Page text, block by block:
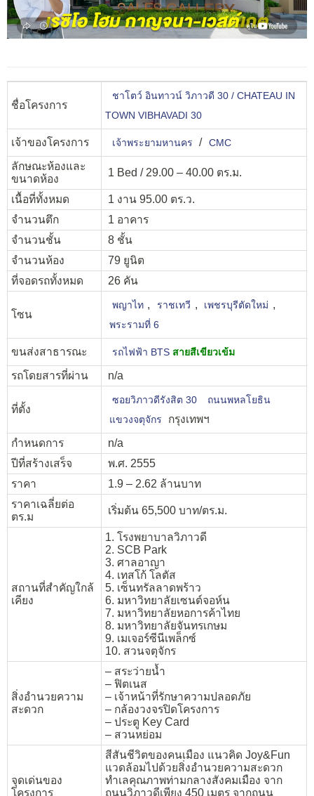
ชื่อโครงการ
ชาโตว์ อินทาวน์ วิภาวดี 30 / CHATEAU IN
TOWN VIBHAVADI 30
เจ้าของโครงการ เจ้าพระยามหานคร / CMC
ลักษณะห้องและ
ขนาดห้อง
1 Bed / 29.00 – 40.00 ตร.ม.
เนื้อที่ทั้งหมด
1 งาน 95.00 ตร.ว.
จำนวนตึก
1 อาคาร
จำนวนชั้น
8 ชั้น
จำนวนห้อง
79 ยูนิต
ที่จอดรถทั้งหมด
26 คัน
โซน
พญาไท , ราชเทวี , เพชรบุรีตัดใหม่ ,
พระรามที่ 6
ขนส่งสาธารณะ รถไฟฟ้า BTS สายสีเขียวเข้ม
รถโดยสารที่ผ่าน n/a
ที่ตั้ง
ซอยวิภาวดีรังสิต 30
ถนนพหลโยธิน
แขวงจตุจักร
กรุงเทพฯ
กำหนดการ
n/a
ปีที่สร้างเสร็จ
พ.ศ. 2555
ราคา
1.9 – 2.62 ล้านบาท
ราคาเฉลี่ยต่อ
ตร.ม
เริ่มต้น 65,500 บาท/ตร.ม.
สถานที่สำคัญใกล้
เคียง
1. โรงพยาบาลวิภาวดี
2. SCB Park
3. ศาลอาญา
4. เทสโก้ โลตัส
5. เซ็นทรัลลาดพร้าว
6. มหาวิทยาลัยเซนต์จอห์น
7. มหาวิทยาลัยหอการค้าไทย
8. มหาวิทยาลัยจันทรเกษม
9. เมเจอร์ซีนีเพล็กซ์
10. สวนจตุจักร
สิ่งอำนวยความ
สะดวก
– สระว่ายน้ำ
– ฟิตเนส
– เจ้าหน้าที่รักษาความปลอดภัย
– กล้องวงจรปิดโครงการ
– ประตู Key Card
– สวนหย่อม
จุดเด่นของ
โครงการ
สีสันชีวิตของคนเมือง แนวคิด Joy&Fun
แวดล้อมไปด้วยสิ่งอำนวยความสะดวก
ทำเลคุณภาพท่ามกลางสังคมเมือง จาก
ถนนวิภาวดีเพียง 450 เมตร จากถนน